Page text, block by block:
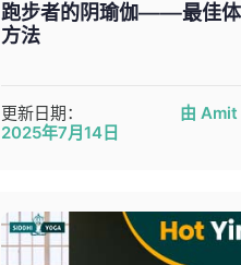
跑步者的阴瑜伽——最佳体
方法
更新日期：
2025年7月14日
由 Amit